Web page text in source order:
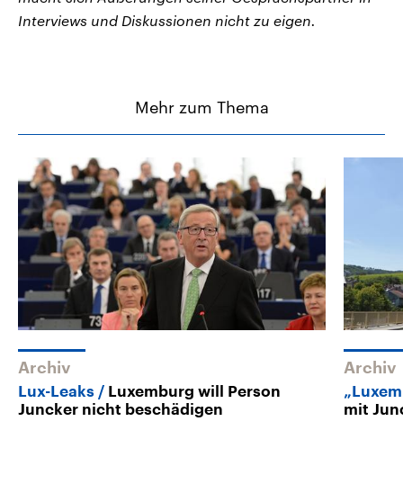
Interviews und Diskussionen nicht zu eigen.
Mehr zum Thema
Archiv
Lux-Leaks
Luxemburg will Person
Juncker nicht beschädigen
Archiv
mit